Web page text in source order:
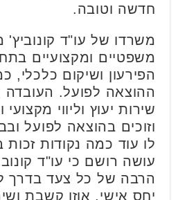
חדשה וטובה.
משרדו של עו"ד קונוביץ'
משפטיים ומקצועיים
הפירעון ושיקום כלכלי,
ההוצאה לפועל. העובדה
שירות יעוץ וליווי מקצועי
וזוכים בהוצאה לפועל
לו עוד כמה נקודות
עושה רושם כי עו"ד
הרבה של כל צעד בדרך
יחס אישי, אוזן קשבת